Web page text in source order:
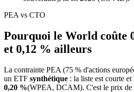
PEA vs CTO
Pourquoi le World coûte
et 0,12 % ailleurs
La contrainte PEA (75 % d'actions
un ETF synthétique : la liste est courte
0,20 %(WPEA, DCAM). C'est le prix